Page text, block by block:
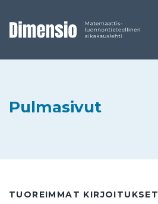
Pulmasivut
TUOREIMMAT KIRJOITUKSET